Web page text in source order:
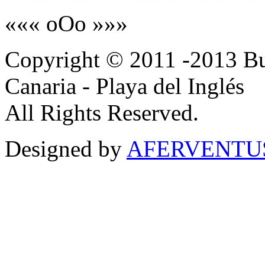
««« oOo »»»
Copyright © 2011 -2013
Canaria - Playa del Inglés
All Rights Reserved.
Designed by